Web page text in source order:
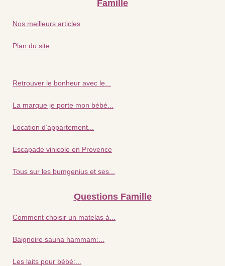
Famille
Nos meilleurs articles
Plan du site
Retrouver le bonheur avec le...
La marque je porte mon bébé...
Location d’appartement...
Escapade vinicole en Provence
Tous sur les bumgenius et ses...
Questions Famille
Comment choisir un matelas à...
Baignoire sauna hammam:...
Les laits pour bébé:...